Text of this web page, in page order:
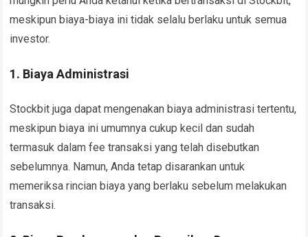
meskipun biaya-biaya ini tidak selalu berlaku untuk semua
investor.
1. Biaya Administrasi
Stockbit juga dapat mengenakan biaya administrasi tertentu,
meskipun biaya ini umumnya cukup kecil dan sudah
termasuk dalam fee transaksi yang telah disebutkan
sebelumnya. Namun, Anda tetap disarankan untuk
memeriksa rincian biaya yang berlaku sebelum melakukan
transaksi.